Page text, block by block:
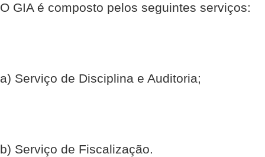
O GIA é composto pelos seguintes serviços:
a) Serviço de Disciplina e Auditoria;
b) Serviço de Fiscalização.